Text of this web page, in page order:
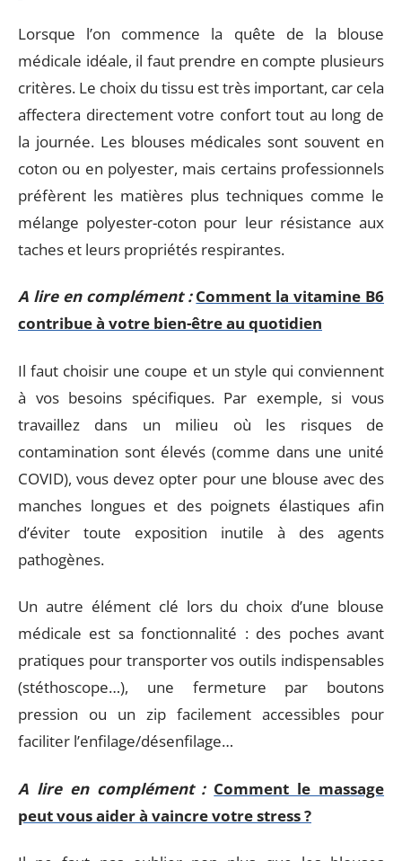
Lorsque l’on commence la quête de la blouse
médicale idéale, il faut prendre en compte plusieurs
critères. Le choix du tissu est très important, car cela
affectera directement votre confort tout au long de
la journée. Les blouses médicales sont souvent en
coton ou en polyester, mais certains professionnels
préfèrent les matières plus techniques comme le
mélange polyester-coton pour leur résistance aux
taches et leurs propriétés respirantes.
A lire en complément : Comment la vitamine B6
contribue à votre bien-être au quotidien
Il faut choisir une coupe et un style qui conviennent
à vos besoins spécifiques. Par exemple, si vous
travaillez dans un milieu où les risques de
contamination sont élevés (comme dans une unité
COVID), vous devez opter pour une blouse avec des
manches longues et des poignets élastiques afin
d’éviter toute exposition inutile à des agents
pathogènes.
Un autre élément clé lors du choix d’une blouse
médicale est sa fonctionnalité : des poches avant
pratiques pour transporter vos outils indispensables
(stéthoscope…), une fermeture par boutons
pression ou un zip facilement accessibles pour
faciliter l’enfilage/désenfilage…
A lire en complément : Comment le massage
peut vous aider à vaincre votre stress ?